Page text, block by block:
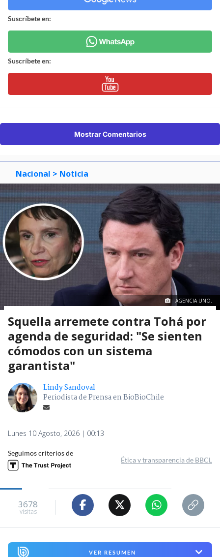
Suscríbete en:
Suscríbete en:
Mostrar Comentarios
Nacional > Noticia
AGENCIA UNO.
Squella arremete contra Tohá por
agenda de seguridad: "Se sienten
cómodos con un sistema
garantista"
Lindy Sandoval
Periodista de Prensa en BioBioChile
Lunes 10 Agosto, 2026 | 00:13
Seguimos criterios de
Ética y transparencia de BBCL
3678
visitas
VER RESUMEN